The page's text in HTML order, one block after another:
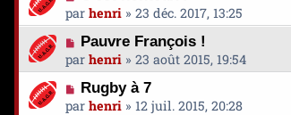
par henri » 23 déc. 2017, 13:25
Pauvre François !
par henri » 23 août 2015, 19:54
Rugby à 7
par henri » 12 juil. 2015, 20:28